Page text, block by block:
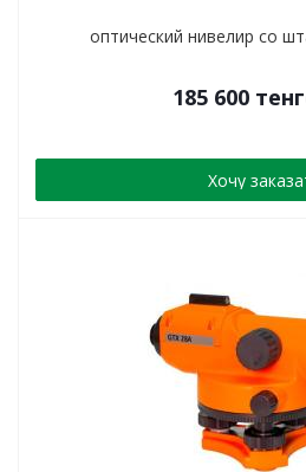
оптический нивелир со
185 600
Хочу